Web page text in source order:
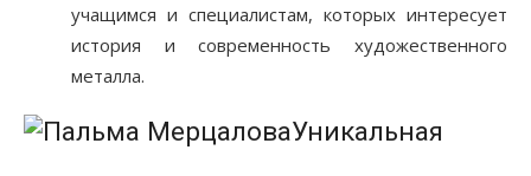
учащимся и специалистам, которых интересует
история и современность художественного
металла.
Уникальная